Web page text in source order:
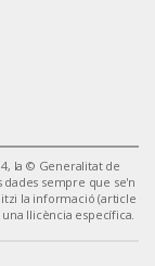
la © Generalitat de
sempre que se'n
la informació (article
llicència específica.